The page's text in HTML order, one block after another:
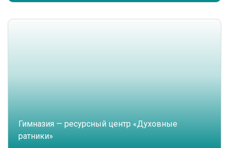
Гимназия — ресурсный центр «Духовные
ратники»